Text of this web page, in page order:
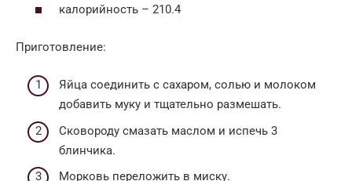
калорийность – 210.4
Приготовление:
Яйца соединить с сахаром, солью и молоком
добавить муку и тщательно размешать.
Сковороду смазать маслом и испечь 3
блинчика.
Морковь переложить в миску.